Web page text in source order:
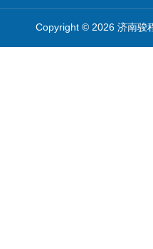
Copyright © 2026 济南骏